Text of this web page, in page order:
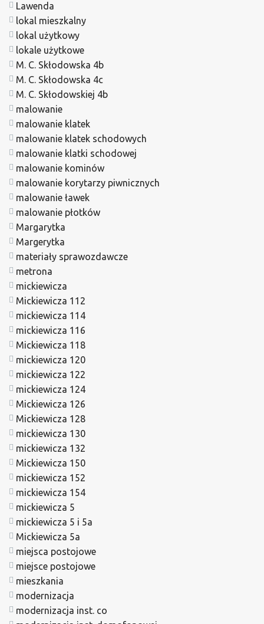
Lawenda
lokal mieszkalny
lokal użytkowy
lokale użytkowe
M. C. Skłodowska 4b
M. C. Skłodowska 4c
M. C. Skłodowskiej 4b
malowanie
malowanie klatek
malowanie klatek schodowych
malowanie klatki schodowej
malowanie kominów
malowanie korytarzy piwnicznych
malowanie ławek
malowanie płotków
Margarytka
Margerytka
materiały sprawozdawcze
metrona
mickiewicza
Mickiewicza 112
mickiewicza 114
mickiewicza 116
Mickiewicza 118
mickiewicza 120
mickiewicza 122
mickiewicza 124
Mickiewicza 126
Mickiewicza 128
mickiewicza 130
mickiewicza 132
Mickiewicza 150
mickiewicza 152
mickiewicza 154
mickiewicza 5
mickiewicza 5 i 5a
Mickiewicza 5a
miejsca postojowe
miejsce postojowe
mieszkania
modernizacja
modernizacja inst. co